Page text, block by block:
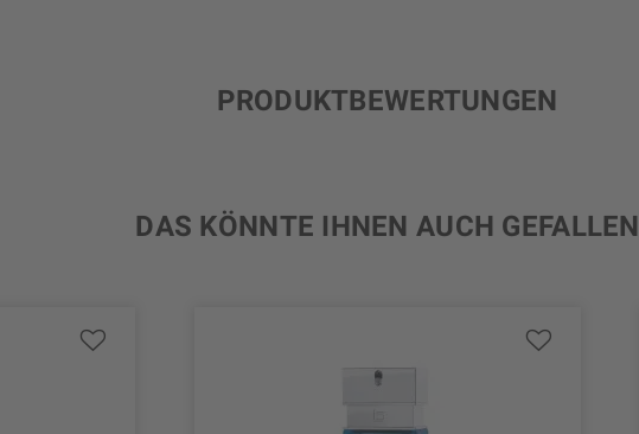
PRODUKTBEWERTUNGEN
DAS KÖNNTE IHNEN AUCH GEFALLEN